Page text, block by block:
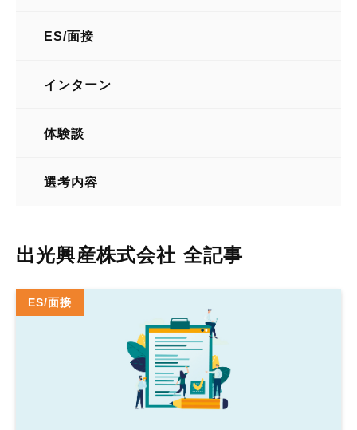
ES/面接
インターン
体験談
選考内容
出光興産株式会社 全記事
ES/面接